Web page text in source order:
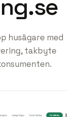
husägare med
takbyte